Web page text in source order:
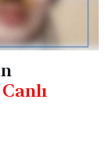
Canlı